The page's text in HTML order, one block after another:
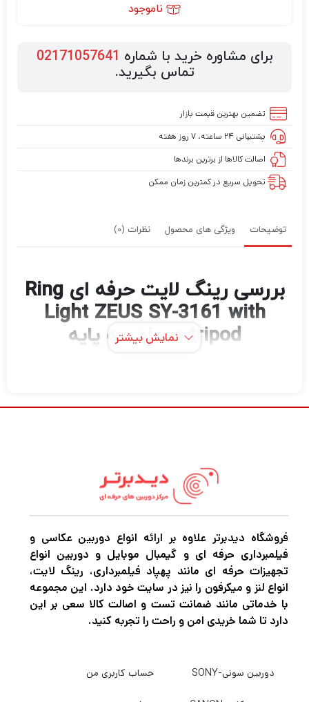
ناموجود
برای مشاوره خرید با شماره 02171057641
تماس بگیرید.
تضمین بهترین قیمت بازار
پشتیبانی ۲۴ ساعته، ۷ روز هفته
اصالت کالاها از برترین برندها
تحویل سریع در کمترین زمان ممکن
توضیحات ویژگی های محصول نظرات (0)
بررسی رینگ لایت حرفه ای Ring
Light ZEUS SY-3161 with
tripod همراه سه پایه
دقیقاً همونه.
این رینگ‌لایت با قطر ۴۵ سانتی‌متر (۱۸ اینچ) و
توان ۹۶ وات، نوری کاملاً نرم، یکنواخت و قابل
تنظیم تولید می‌کنه و برای عکاسی پرتره، آرایش و
گریم، ضبط ویدئو، و تولید محتوا انتخابی
فوق‌العاده است.
طراحی و کیفیت ساخت
نمایش بیشتر
فروشگاه دیدبرتر علاوه بر ارائه انواع دوربین عکاسی و
فیلمبرداری حرفه ای و گیمبال موبایل و دوربین انواع
تجهیزات حرفه ای مانند پهپاد فیلمبرداری، رینگ لایت،
انواع لنز و میکرفون را نیز در سایت خود دارد. این مجموعه
با خدماتی مانند ضمانت تست و اصالت کالا سعی بر این
دارد تا شما خریدی امن و راحت را تجربه کنید.
دوربین سونی-SONY حساب کاربری من